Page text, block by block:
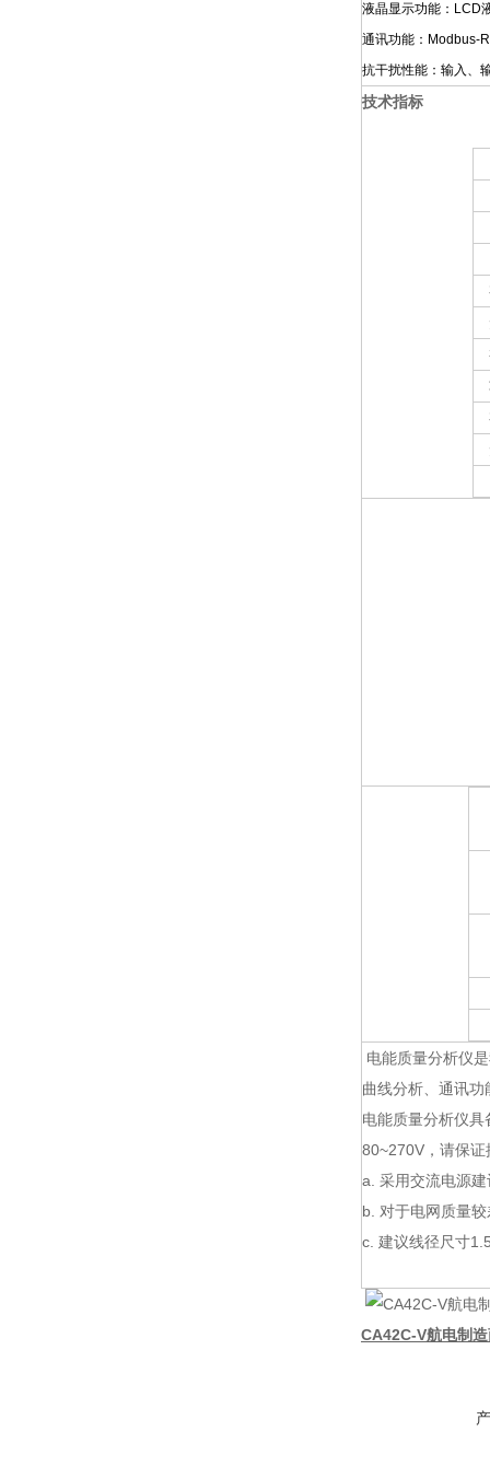
液晶显示功能：LCD
通讯功能：Modbus-
抗干扰性能：输入、
技术指标
电能质量分析仪
曲线分析、通讯
电能质量分析仪
80~270V，请保
a. 采用交流电源
b. 对于电网质量
c. 建议线径尺寸
CA42C-V航电制